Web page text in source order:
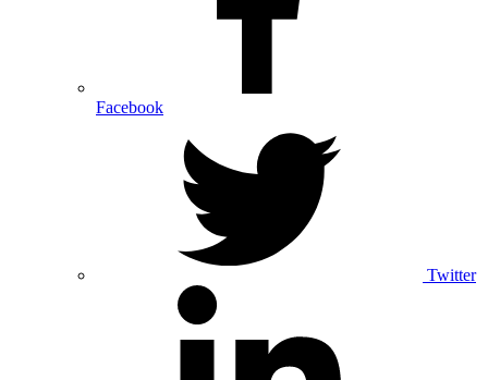
Facebook
Twitter